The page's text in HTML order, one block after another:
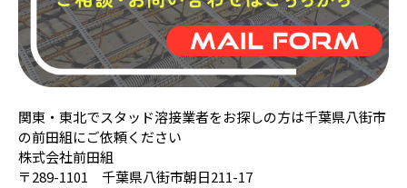
関東・東北でスタッド溶接業者をお探しの方は千葉県八街市
の前田組にご依頼ください
株式会社前田組
〒289-1101 千葉県八街市朝日211-17